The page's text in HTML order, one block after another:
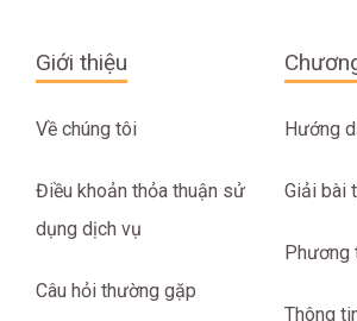
Giới thiệu
Về chúng tôi
Điều khoản thỏa thuận sử
dụng dịch vụ
Câu hỏi thường gặp
Hướng
Giải bài
Phương
Thông